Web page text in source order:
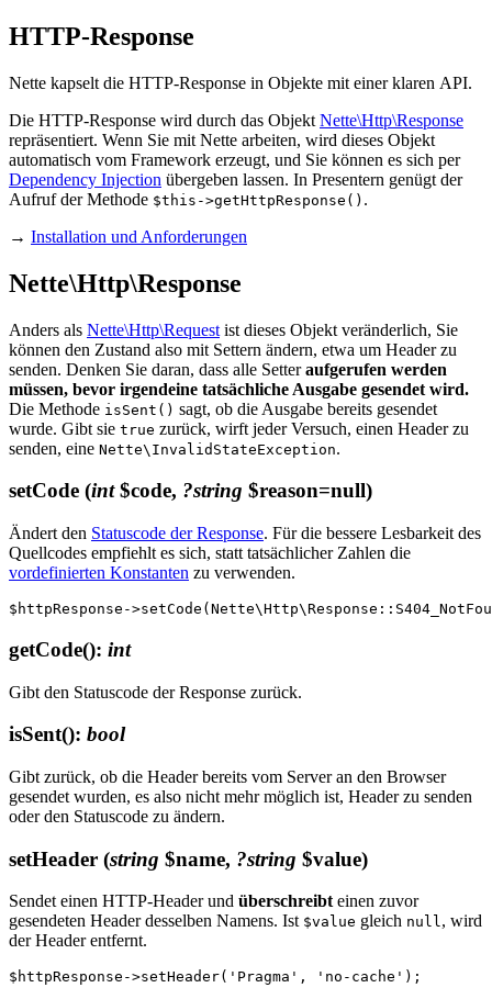
HTTP-Response
Nette kapselt die HTTP-Response in Objekte mit einer klaren API.
Die HTTP-Response wird durch das Objekt Nette\Http\Response
repräsentiert. Wenn Sie mit Nette arbeiten, wird dieses Objekt
automatisch vom Framework erzeugt, und Sie können es sich per
Dependency Injection übergeben lassen. In Presentern genügt der
Aufruf der Methode $this->getHttpResponse() .
→ Installation und Anforderungen
Nette\Http\Response
Anders als Nette\Http\Request ist dieses Objekt veränderlich, Sie
können den Zustand also mit Settern ändern, etwa um Header zu
senden. Denken Sie daran, dass alle Setteraufgerufen werden
müssen, bevor irgendeine tatsächliche Ausgabe gesendet wird.
Die Methode isSent() sagt, ob die Ausgabe bereits gesendet
wurde. Gibt sie true zurück, wirft jeder Versuch, einen Header zu
senden, eine Nette\InvalidStateException.
setCode (int$code, ?string $reason=null)
Ändert den Statuscode der Response. Für die bessere Lesbarkeit des
Quellcodes empfiehlt es sich, statt tatsächlicher Zahlen die
vordefinierten Konstanten zu verwenden.
getCode(): int
Gibt den Statuscode der Response zurück.
isSent(): bool
Gibt zurück, ob die Header bereits vom Server an den Browser
gesendet wurden, es also nicht mehr möglich ist, Header zu senden
oder den Statuscode zu ändern.
setHeader (string $name, ?string $value)
Sendet einen HTTP-Header und überschreibt einen zuvor
gesendeten Header desselben Namens. Ist $value gleich null, wird
der Header entfernt.